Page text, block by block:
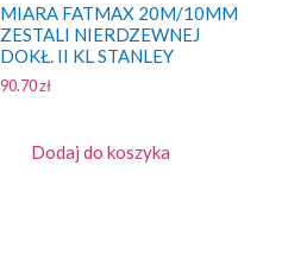
MIARA FATMAX 20M/10MM
ZESTALI NIERDZEWNEJ
DOKŁ. II KL STANLEY
90.70zł
Dodaj do koszyka